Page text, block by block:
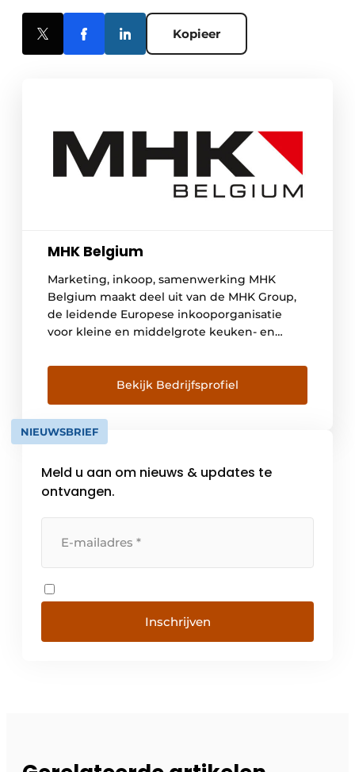
Kopieer
MHK Belgium
Marketing, inkoop, samenwerking MHK
Belgium maakt deel uit van de MHK Group,
de leidende Europese inkooporganisatie
voor kleine en middelgrote keuken- en
2018). De talrijke handelspartners in België,
Nederland, Oostenrijk, Duitsland,
Zwitserland, Spanje en Groot-Brittannië
profiteren van waardevolle synergiën
binnen de groep. MHK Belgium ondersteunt
Bekijk Bedrijfsprofiel
NIEUWSBRIEF
Meld u aan om nieuws & updates te
ontvangen.
Inschrijven